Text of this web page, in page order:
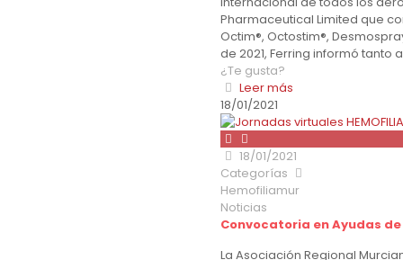
Pharmaceutical Limited que
Octim®, Octostim®,
de 2021, Ferring informó tanto
¿Te gusta?
Leer más
18/01/2021
18/01/2021
Categorías
Hemofiliamur
Noticias
Convocatoria en Ayudas
La Asociación Regional